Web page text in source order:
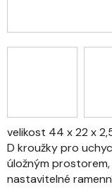
velikost 44 x 22 x
D kroužky pro
úložným
nastavitelné